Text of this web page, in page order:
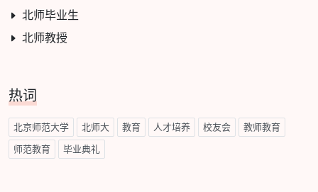
北师毕业生
北师教授
热词
北京师范大学 北师大 教育 人才培养 校友会 教师教育
师范教育 毕业典礼